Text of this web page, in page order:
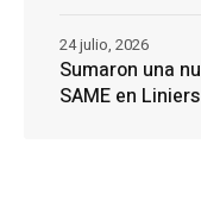
Sumaron una
SAME en Liniers
24 julio, 2026